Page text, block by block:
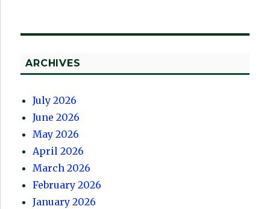
ARCHIVES
July 2026
June 2026
May 2026
April 2026
March 2026
February 2026
January 2026